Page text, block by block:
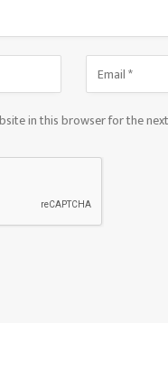
in this browser for the